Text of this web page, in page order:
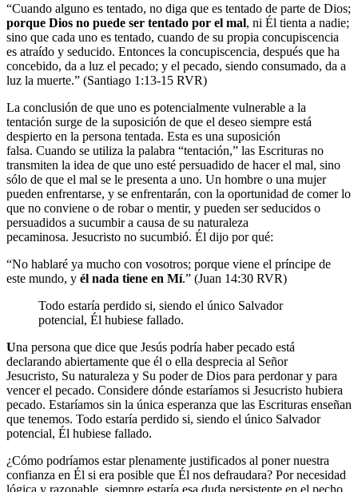
“Cuando alguno es tentado, no diga que es tentado de parte de Dios;
porque Dios no puede ser tentado por el mal, ni Él tienta a nadie;
sino que cada uno es tentado, cuando de su propia concupiscencia
es atraído y seducido. Entonces la concupiscencia, después que ha
concebido, da a luz el pecado; y el pecado, siendo consumado, da a
luz la muerte.” (Santiago 1:13-15 RVR)
La conclusión de que uno es potencialmente vulnerable a la
tentación surge de la suposición de que el deseo siempre está
despierto en la persona tentada. Esta es una suposición
falsa. Cuando se utiliza la palabra “tentación,” las Escrituras no
transmiten la idea de que uno esté persuadido de hacer el mal, sino
sólo de que el mal se le presenta a uno. Un hombre o una mujer
pueden enfrentarse, y se enfrentarán, con la oportunidad de comer lo
que no conviene o de robar o mentir, y pueden ser seducidos o
persuadidos a sucumbir a causa de su naturaleza
pecaminosa. Jesucristo no sucumbió. Él dijo por qué:
“No hablaré ya mucho con vosotros; porque viene el príncipe de
este mundo, y él nada tiene en Mí.” (Juan 14:30 RVR)
Todo estaría perdido si, siendo el único Salvador
potencial, Él hubiese fallado.
Una persona que dice que Jesús podría haber pecado está
declarando abiertamente que él o ella desprecia al Señor
Jesucristo, Su naturaleza y Su poder de Dios para perdonar y para
vencer el pecado. Considere dónde estaríamos si Jesucristo hubiera
pecado. Estaríamos sin la única esperanza que las Escrituras enseñan
que tenemos. Todo estaría perdido si, siendo el único Salvador
potencial, Él hubiese fallado.
¿Cómo podríamos estar plenamente justificados al poner nuestra
confianza en Él si era posible que Él nos defraudara? Por necesidad
lógica y razonable, siempre estaría esa duda persistente en el pecho